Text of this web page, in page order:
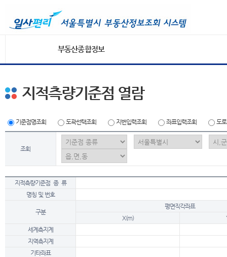
부동산종합정보
지적측량기준점 열람
기준점명조회 도곽선택조회 지번입력조회 좌표입력조회 도
조회
지적측량기준점 종 류
명칭 및 번호
구분
평면직각좌표
X(m)
세계측지계
지역측지계
기타좌표